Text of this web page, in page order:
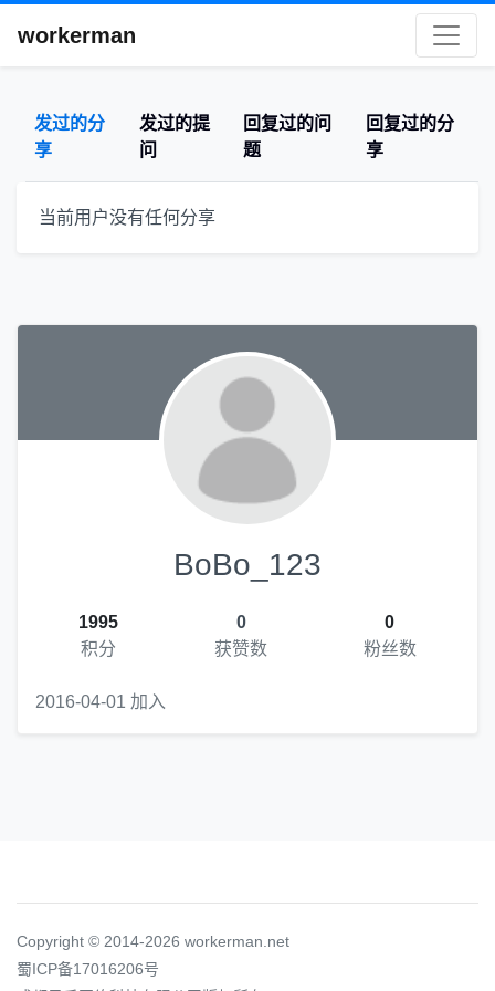
workerman
发过的分
享
发过的提
问
回复过的问
题
回复过的分
享
当前用户没有任何分享
BoBo_123
1995
积分
0
获赞数
0
粉丝数
2016-04-01 加入
Copyright © 2014-2026 workerman.net
蜀ICP备17016206号